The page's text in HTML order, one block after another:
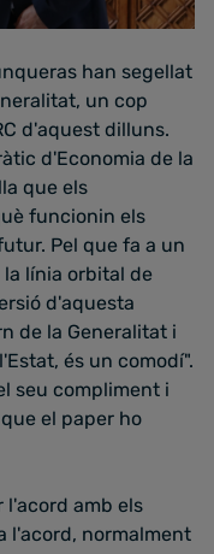
han segellat
un cop
d'aquest dilluns.
d'Economia de la
que els
funcionin els
Pel que fa a un
línia orbital de
d'aquesta
de la Generalitat i
és un comodí".
seu compliment i
el paper ho
l'acord amb els
l'acord, normalment